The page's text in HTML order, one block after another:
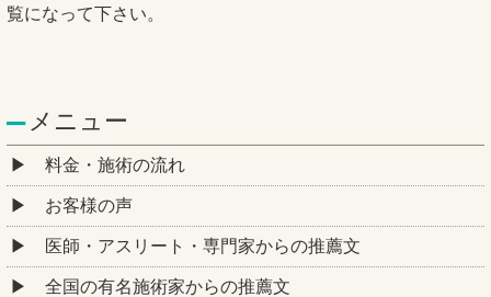
覧になって下さい。
メニュー
料金・施術の流れ
お客様の声
医師・アスリート・専門家からの推薦文
全国の有名施術家からの推薦文